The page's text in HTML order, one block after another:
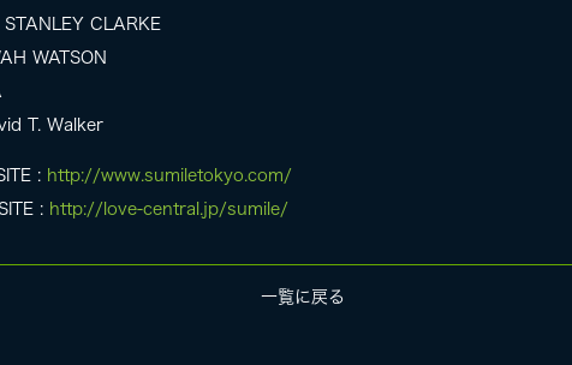
CLARKE
WATSON
T. Walker
: http://www.sumiletokyo.com/
: http://love-central.jp/sumile/
一覧に戻る